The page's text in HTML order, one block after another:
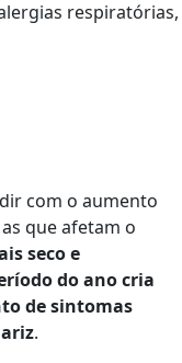
com o aumento
que afetam o
seco e
do ano cria
de sintomas
.